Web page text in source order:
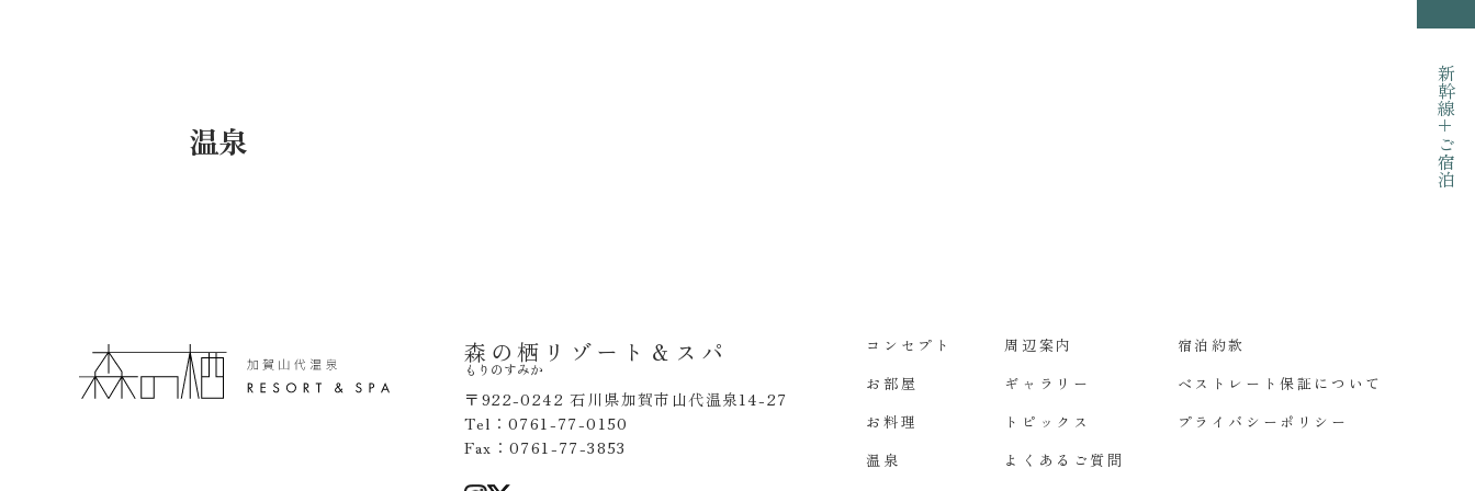
温泉 新幹線+ご宿泊
森の栖リゾート＆スパ
もりのすみか
〒922-0242 石川県加賀市山代温泉14-27
Tel：0761-77-0150
Fax：0761-77-3853
コンセプト
お部屋
お料理
温泉
周辺案内
ギャラリー
トピックス
よくあるご質問
宿泊約款
ベストレート保証について
プライバシーポリシー